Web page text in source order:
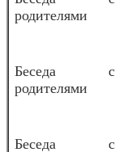
родителями
Беседа с
родителями
Беседа с